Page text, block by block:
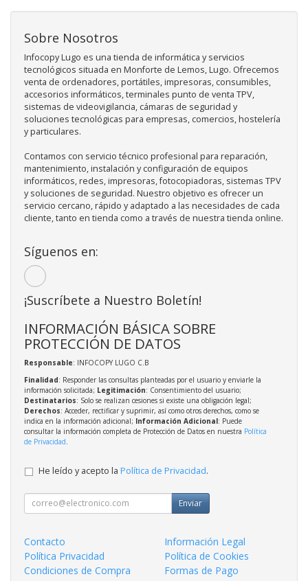
Sobre Nosotros
Infocopy Lugo es una tienda de informática y servicios
tecnológicos situada en Monforte de Lemos, Lugo. Ofrecemos
venta de ordenadores, portátiles, impresoras, consumibles,
accesorios informáticos, terminales punto de venta TPV,
sistemas de videovigilancia, cámaras de seguridad y
soluciones tecnológicas para empresas, comercios, hostelería
y particulares.
Contamos con servicio técnico profesional para reparación,
mantenimiento, instalación y configuración de equipos
informáticos, redes, impresoras, fotocopiadoras, sistemas TPV
y soluciones de seguridad. Nuestro objetivo es ofrecer un
servicio cercano, rápido y adaptado a las necesidades de cada
cliente, tanto en tienda como a través de nuestra tienda online.
Síguenos en:
¡Suscríbete a Nuestro Boletín!
INFORMACIÓN BÁSICA SOBRE
PROTECCIÓN DE DATOS
Responsable: INFOCOPY LUGO C.B
Finalidad: Responder las consultas planteadas por el usuario y enviarle la
información solicitada; Legitimación: Consentimiento del usuario;
Destinatarios: Solo se realizan cesiones si existe una obligación legal;
Derechos: Acceder, rectificar y suprimir, así como otros derechos, como se
indica en la información adicional; Información Adicional: Puede
consultar la información completa de Protección de Datos en nuestra Política
de Privacidad
He leído y acepto la Política de Privacidad.
Enviar
Contacto
Información Legal
Política Privacidad
Política de Cookies
Condiciones de Compra
Formas de Pago